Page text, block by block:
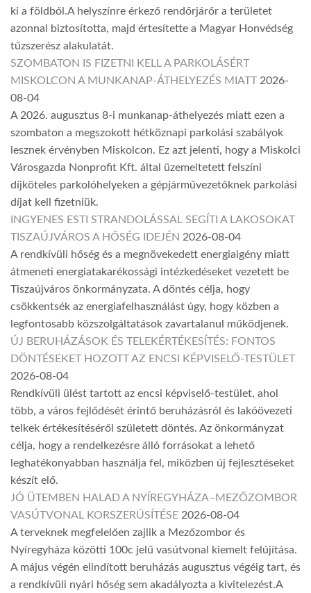
ki a földből.A helyszínre érkező rendőrjárőr a területet
azonnal biztosította, majd értesítette a Magyar Honvédség
tűzszerész alakulatát.
SZOMBATON IS FIZETNI KELL A PARKOLÁSÉRT
MISKOLCON A MUNKANAP-ÁTHELYEZÉS MIATT 2026-
08-04
A 2026. augusztus 8-i munkanap-áthelyezés miatt ezen a
szombaton a megszokott hétköznapi parkolási szabályok
lesznek érvényben Miskolcon. Ez azt jelenti, hogy a Miskolci
Városgazda Nonprofit Kft. által üzemeltetett felszíni
díjköteles parkolóhelyeken a gépjárművezetőknek parkolási
díjat kell fizetniük.
INGYENES ESTI STRANDOLÁSSAL SEGÍTI A LAKOSOKAT
TISZAÚJVÁROS A HŐSÉG IDEJÉN 2026-08-04
A rendkívüli hőség és a megnövekedett energiaigény miatt
átmeneti energiatakarékossági intézkedéseket vezetett be
Tiszaújváros önkormányzata. A döntés célja, hogy
csökkentsék az energiafelhasználást úgy, hogy közben a
legfontosabb közszolgáltatások zavartalanul működjenek.
ÚJ BERUHÁZÁSOK ÉS TELEKÉRTÉKESÍTÉS: FONTOS
DÖNTÉSEKET HOZOTT AZ ENCSI KÉPVISELŐ-TESTÜLET
2026-08-04
Rendkívüli ülést tartott az encsi képviselő-testület, ahol
több, a város fejlődését érintő beruházásról és lakóövezeti
telkek értékesítéséről született döntés. Az önkormányzat
célja, hogy a rendelkezésre álló forrásokat a lehető
leghatékonyabban használja fel, miközben új fejlesztéseket
készít elő.
JÓ ÜTEMBEN HALAD A NYÍREGYHÁZA–MEZŐZOMBOR
VASÚTVONAL KORSZERŰSÍTÉSE 2026-08-04
A terveknek megfelelően zajlik a Mezőzombor és
Nyíregyháza közötti 100c jelű vasútvonal kiemelt felújítása.
A május végén elindított beruházás augusztus végéig tart, és
a rendkívüli nyári hőség sem akadályozta a kivitelezést.A